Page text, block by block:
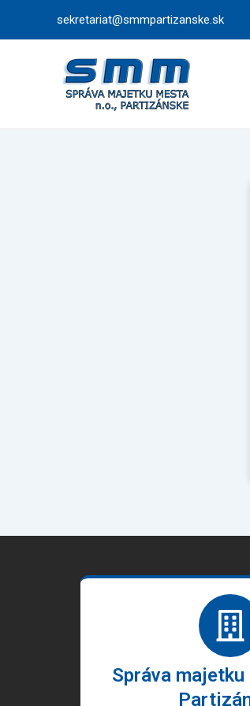
sekretariat@smmpartizanske.sk
Správa